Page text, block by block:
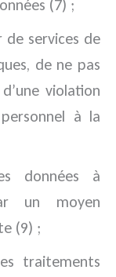
(7) ;
services de
de ne pas
violation
à la
données à
un moyen
(9) ;
traitements